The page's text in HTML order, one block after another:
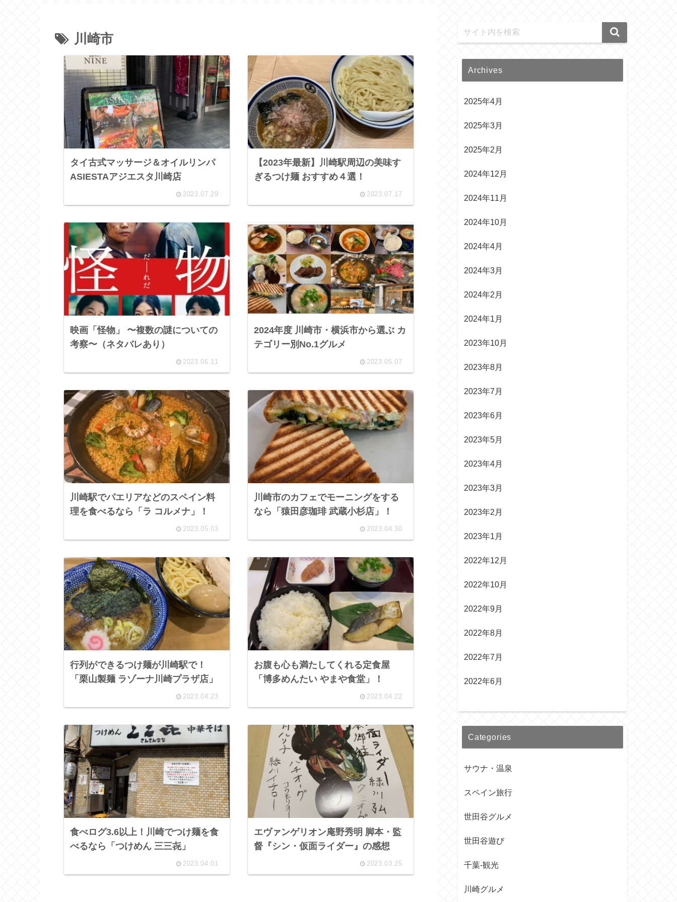
川崎市
タイ古式マッサージ＆オイルリンパ
ASIESTAアジエスタ川崎店
2023.07.29
【2023年最新】川崎駅周辺の美味す
ぎるつけ麺 おすすめ４選！
2023.07.17
映画「怪物」 〜複数の謎についての
考察〜（ネタバレあり）
2023.06.11
2024年度 川崎市・横浜市から選ぶ カ
テゴリー別No.1グルメ
2023.05.07
川崎駅でパエリアなどのスペイン料
理を食べるなら「ラ コルメナ」！
2023.05.03
川崎市のカフェでモーニングをする
なら「猿田彦珈琲 武蔵小杉店」！
2023.04.30
行列ができるつけ麺が川崎駅で！
「栗山製麺 ラゾーナ川崎プラザ店」
2023.04.23
お腹も心も満たしてくれる定食屋
「博多めんたい やまや食堂」！
2023.04.22
食べログ3.6以上！川崎でつけ麺を食
べるなら「つけめん 三三㐂」
2023.04.01
エヴァンゲリオン庵野秀明 脚本・監
督『シン・仮面ライダー』の感想
2023.03.25
Archives
2025年4月
2025年3月
2025年2月
2024年12月
2024年11月
2024年10月
2024年4月
2024年3月
2024年2月
2024年1月
2023年10月
2023年8月
2023年7月
2023年6月
2023年5月
2023年4月
2023年3月
2023年2月
2023年1月
2022年12月
2022年10月
2022年9月
2022年8月
2022年7月
2022年6月
Categories
サウナ・温泉
スペイン旅行
世田谷グルメ
世田谷遊び
千葉-観光
川崎グルメ